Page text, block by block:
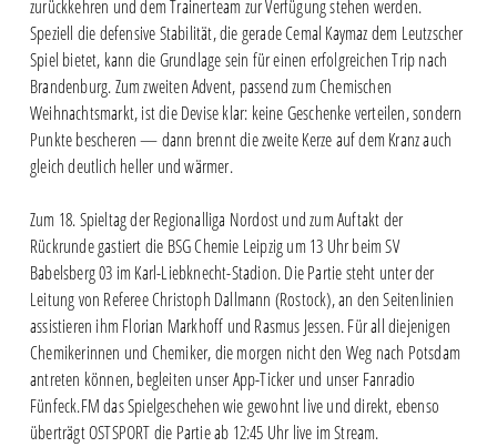
zurückkehren und dem Trainerteam zur Verfügung stehen werden.
Speziell die defensive Stabilität, die gerade Cemal Kaymaz dem Leutzscher
Spiel bietet, kann die Grundlage sein für einen erfolgreichen Trip nach
Brandenburg. Zum zweiten Advent, passend zum Chemischen
Weihnachtsmarkt, ist die Devise klar: keine Geschenke verteilen, sondern
Punkte bescheren — dann brennt die zweite Kerze auf dem Kranz auch
gleich deutlich heller und wärmer.
Zum 18. Spieltag der Regionalliga Nordost und zum Auftakt der
Rückrunde gastiert die BSG Chemie Leipzig um 13 Uhr beim SV
Babelsberg 03 im Karl-Liebknecht-Stadion. Die Partie steht unter der
Leitung von Referee Christoph Dallmann (Rostock), an den Seitenlinien
assistieren ihm Florian Markhoff und Rasmus Jessen. Für all diejenigen
Chemikerinnen und Chemiker, die morgen nicht den Weg nach Potsdam
antreten können, begleiten unser App-Ticker und unser Fanradio
Fünfeck.FM das Spielgeschehen wie gewohnt live und direkt, ebenso
überträgt OSTSPORT die Partie ab 12:45 Uhr live im Stream.